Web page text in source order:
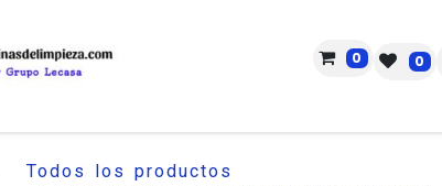
0 0
Todos los productos